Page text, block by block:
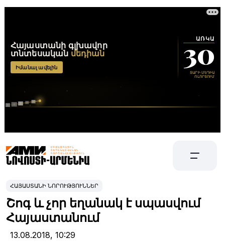
ՀԱՅԱՍՏԱՆԻ ՆՈՐՈՒԹՅՈՒՆՆԵՐ
Շոգ և չոր եղանակ է սպասվում
Հայաստանում
13.08.2018, 10:29